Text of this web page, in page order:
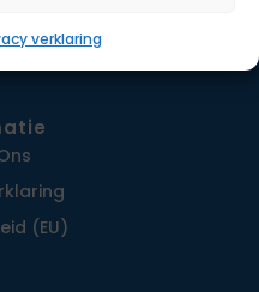
verklaring
(EU)